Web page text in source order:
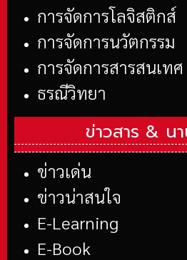
การจัดการโลจิสติกส์
การจัดการนวัตกรรม
การจัดการสารสนเทศ
ธรณีวิทยา
ข่าวสาร & น
ข่าวเด่น
ข่าวน่าสนใจ
E-Learning
E-Book